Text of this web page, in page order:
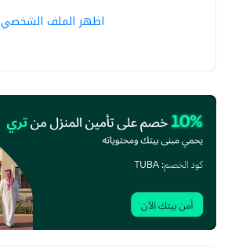
اظهر الملف الشخصي